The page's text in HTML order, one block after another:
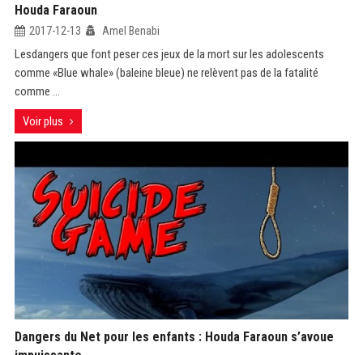
Houda Faraoun
2017-12-13 Amel Benabi
Lesdangers que font peser ces jeux de la mort sur les adolescents
comme «Blue whale» (baleine bleue) ne relèvent pas de la fatalité
comme ...
Voir plus
Dangers du Net pour les enfants : Houda Faraoun s’avoue